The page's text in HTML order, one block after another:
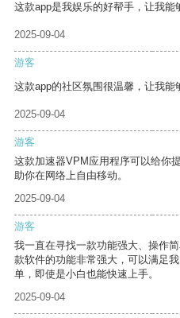
这款app是我娱乐的好帮手，让我能
2025-09-04
游客
这款app的社区氛围很温馨，让我能
2025-09-04
游客
这款加速器VPM应用程序可以给你
助你在网络上自由移动。
2025-09-04
游客
我一直在寻找一款功能强大、操作
款软件的功能非常强大，可以满足
单，即使是小白也能快速上手。
2025-09-04